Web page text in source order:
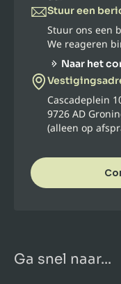
Stuur een
Stuur ons een
We reageren
Naar het
Cascadeplein
9726 AD
(alleen op
Ga snel naar...